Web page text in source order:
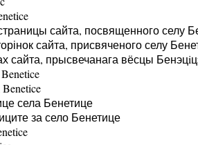
сайта, посвященного селу
сайта, присвяченого селу
сайта, прысвечанага вёсцы
села Бенетице
за село Бенетице